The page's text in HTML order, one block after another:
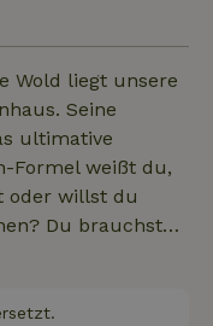
Wold liegt unsere
Seine
ultimative
Formel weißt du,
oder willst du
Du brauchst
du unseren
unsere